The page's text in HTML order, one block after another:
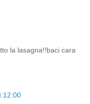
la lasagna!!baci cara